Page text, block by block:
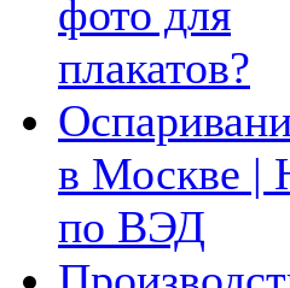
фото для
плакатов?
в Москве |
по ВЭД